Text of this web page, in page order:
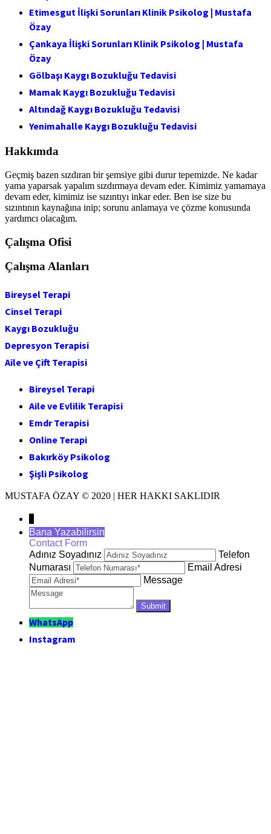
Etimesgut İlişki Sorunları Klinik Psikolog | Mustafa
Özay
Çankaya İlişki Sorunları Klinik Psikolog | Mustafa
Özay
Gölbaşı Kaygı Bozukluğu Tedavisi
Mamak Kaygı Bozukluğu Tedavisi
Altındağ Kaygı Bozukluğu Tedavisi
Yenimahalle Kaygı Bozukluğu Tedavisi
Hakkımda
Geçmiş bazen sızdıran bir şemsiye gibi durur tepemizde. Ne kadar
yama yaparsak yapalım sızdırmaya devam eder. Kimimiz yamamaya
devam eder, kimimiz ise sızıntıyı inkar eder. Ben ise size bu
sızıntının kaynağına inip; sorunu anlamaya ve çözme konusunda
yardımcı olacağım.
Çalışma Ofisi
Çalışma Alanları
Bireysel Terapi
Cinsel Terapi
Kaygı Bozukluğu
Depresyon Terapisi
Aile ve Çift Terapisi
Bireysel Terapi
Aile ve Evlilik Terapisi
Emdr Terapisi
Online Terapi
Bakırköy Psikolog
Şişli Psikolog
MUSTAFA ÖZAY © 2020 | HER HAKKI SAKLIDIR
Bana Yazabilirsin
Contact Form
Adınız Soyadınız
Telefon
Numarası
Email Adresi
Message
WhatsApp
Instagram